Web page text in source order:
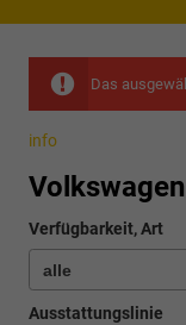
Das
info
Verfügbarkeit, Art
Ausstattungslinie